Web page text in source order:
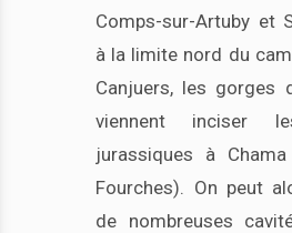
Comps-sur-Artuby et
à la limite nord du
Canjuers, les gorges
viennent inciser
jurassiques à
Fourches). On peut
de nombreuses